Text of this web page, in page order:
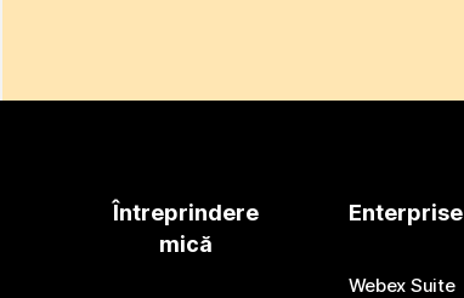
Întreprindere
mică
Enterprise
Webex Suite